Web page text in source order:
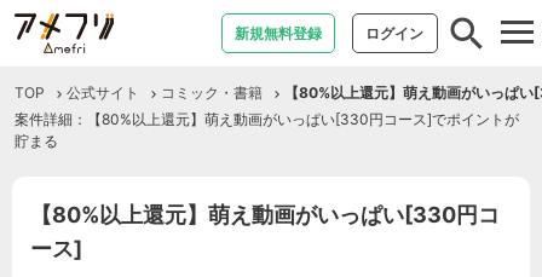
新規無料登録 ログイン
TOP 公式サイト コミック・書籍
【80%以上還元】萌え動画がいっぱ
案件詳細：【80%以上還元】萌え動画がいっぱい[330円コース]でポイントが
貯まる
【80%以上還元】萌え動画がいっぱい[330円コ
ース]